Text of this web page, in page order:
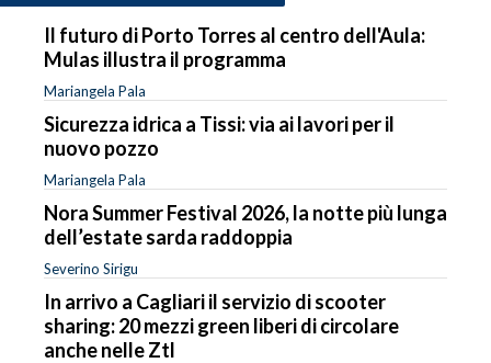
Il futuro di Porto Torres al centro dell'Aula:
Mulas illustra il programma
Mariangela Pala
Sicurezza idrica a Tissi: via ai lavori per il
nuovo pozzo
Mariangela Pala
Nora Summer Festival 2026, la notte più lunga
dell’estate sarda raddoppia
Severino Sirigu
In arrivo a Cagliari il servizio di scooter
sharing: 20 mezzi green liberi di circolare
anche nelle Ztl